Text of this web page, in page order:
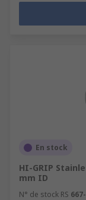
En stock
HI-GRIP
mm ID
N° de stock RS